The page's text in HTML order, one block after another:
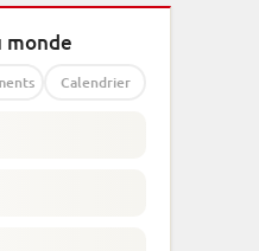
monde
Calendrier